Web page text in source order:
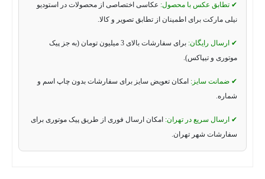
✔ تطابق عکس با محصول: عکاسی اختصاصی از محصولات در استودیو
نیلی مارکت برای اطمینان از تطابق تصویر و کالا.
✔ ارسال رایگان:
برای سفارشات بالای 3 میلیون تومان (به جز پیک
موتوری و تیپاکس).
✔ ضمانت سایز: امکان تعویض سایز برای سفارشات بدون چاپ اسم و
شماره.
✔ ارسال سریع در تهران: امکان ارسال فوری از طریق پیک موتوری برای
سفارشات شهر تهران.